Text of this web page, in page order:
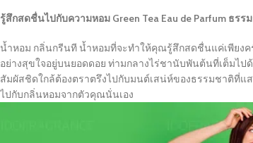
รู้สึกสดชื่นไปกับความหอม Green Tea Eau de Parfum ธร
น้ำหอม กลิ่นกรีนที น้ำหอมที่จะทำให้คุณรู้สึกสดชื่นแค่เพียง
อย่างสุขใจอยู่บนยอดดอย ท่ามกลางไร่ชานับพันต้นที่เต็มไ
สัมผัสชิดใกล้ต้องตราตรึงไปกับมนต์เสน่ห์ของธรรมชาติที่แ
ไปกับกลิ่นหอมจากตัวคุณนั่นเอง